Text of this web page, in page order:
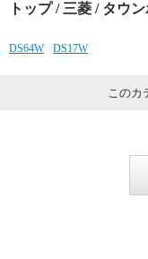
トップ/ 三菱 / タウ
DS64W DS17W
このカ